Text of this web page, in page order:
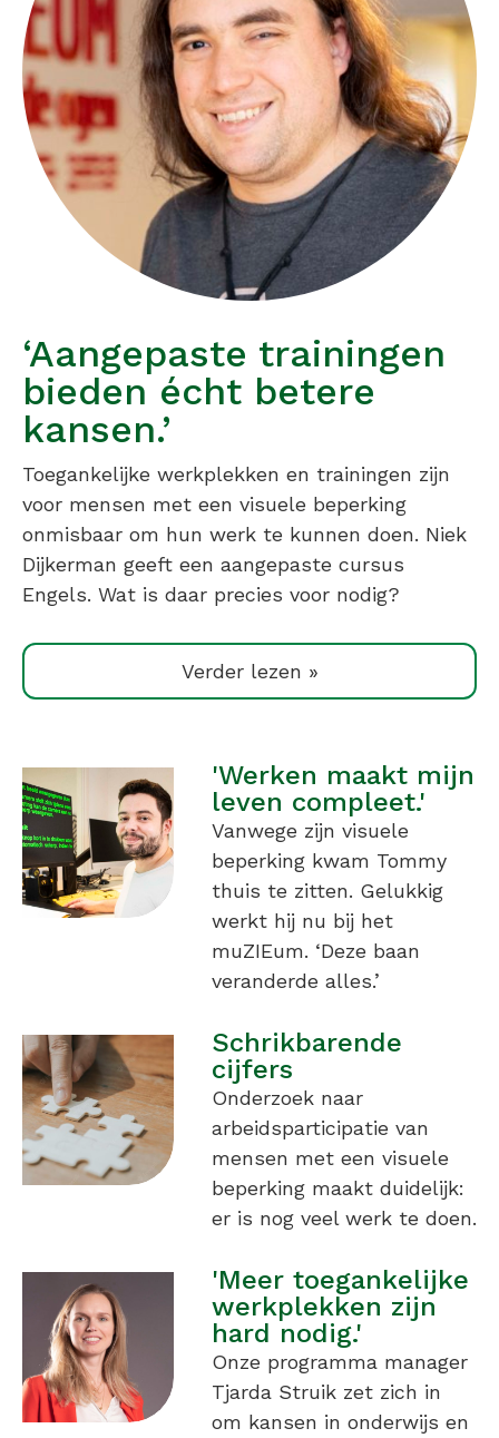
‘Aangepaste trainingen
bieden écht betere
kansen.’
Toegankelijke werkplekken en trainingen zijn
voor mensen met een visuele beperking
onmisbaar om hun werk te kunnen doen. Niek
Dijkerman geeft een aangepaste cursus
Engels. Wat is daar precies voor nodig?
Verder lezen »
'Werken maakt mijn
leven compleet.'
Vanwege zijn visuele
beperking kwam Tommy
thuis te zitten. Gelukkig
werkt hij nu bij het
muZIEum. ‘Deze baan
veranderde alles.’
Schrikbarende
cijfers
Onderzoek naar
arbeidsparticipatie van
mensen met een visuele
beperking maakt duidelijk:
er is nog veel werk te doen.
'Meer toegankelijke
werkplekken zijn
hard nodig.'
Onze programma manager
Tjarda Struik zet zich in
om kansen in onderwijs en